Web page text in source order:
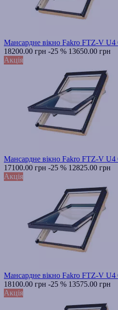
Мансардне вікно Fakro FTZ-V U4
18200.00 грн -25 % 13650.00 грн
Акція
Мансардне вікно Fakro FTZ-V U4
17100.00 грн -25 % 12825.00 грн
Акція
Мансардне вікно Fakro FTZ-V U4
18100.00 грн -25 % 13575.00 грн
Акція